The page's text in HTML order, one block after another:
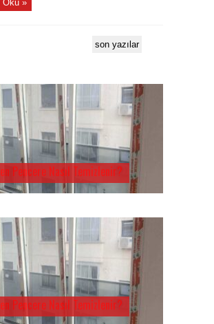
Oku »
son yazılar
Pencere Nasıl Temizlenir?
Pencere Nasıl Temizlenir?